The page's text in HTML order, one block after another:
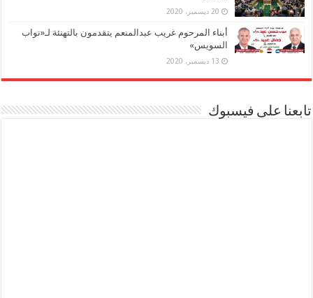
20 ديسمبر، 2020
أبناء المرحوم غريب عبدالمنعم يتقدمون بالتهنئة لـ«نواب
السويس»
13 ديسمبر، 2020
تابعنا على فيسبوك